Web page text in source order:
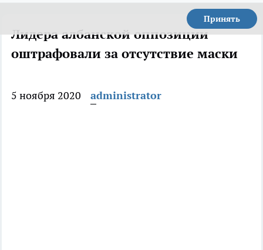
Принять
Лидера албанской оппозиции
оштрафовали за отсутствие маски
5 ноября 2020 administrator